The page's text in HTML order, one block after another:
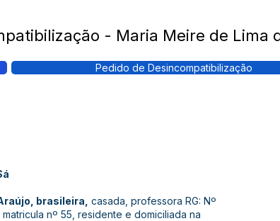
- Maria Meire de Lima
Pedido de Desincompatibilização
brasileira, casada, professora RG: Nº
matricula nº 55, residente e domiciliada na